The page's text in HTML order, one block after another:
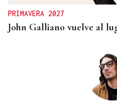
PRIMAVERA 2027
John Galliano vuelve al